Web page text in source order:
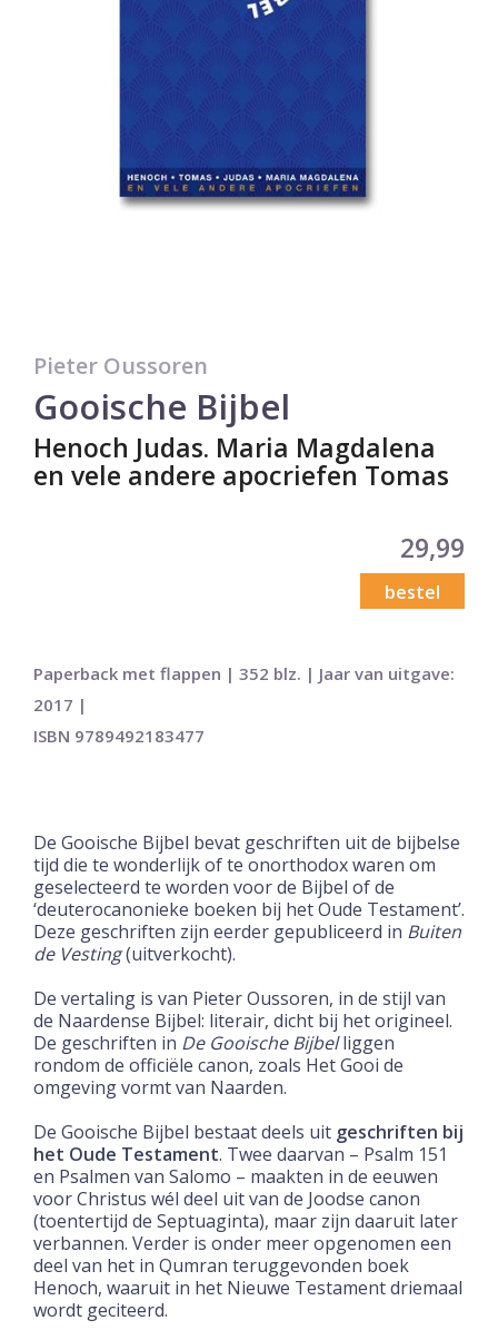
Pieter Oussoren
Gooische Bijbel
Henoch Judas. Maria Magdalena
en vele andere apocriefen Tomas
29,99
bestel
Paperback met flappen | 352 blz. | Jaar van uitgave:
2017 |
ISBN 9789492183477
De Gooische Bijbel bevat geschriften uit de bijbelse
tijd die te wonderlijk of te onorthodox waren om
geselecteerd te worden voor de Bijbel of de
‘deuterocanonieke boeken bij het Oude Testament’.
Deze geschriften zijn eerder gepubliceerd in Buiten
de Vesting(uitverkocht).
De vertaling is van Pieter Oussoren, in de stijl van
de Naardense Bijbel: literair, dicht bij het origineel.
De geschriften in De Gooische Bijbelliggen
rondom de officiële canon, zoals Het Gooi de
omgeving vormt van Naarden.
De Gooische Bijbel bestaat deels uit geschriften bij
het Oude Testament. Twee daarvan – Psalm 151
en Psalmen van Salomo – maakten in de eeuwen
voor Christus wél deel uit van de Joodse canon
(toentertijd de Septuaginta), maar zijn daaruit later
verbannen. Verder is onder meer opgenomen een
deel van het in Qumran teruggevonden boek
Henoch, waaruit in het Nieuwe Testament driemaal
wordt geciteerd.